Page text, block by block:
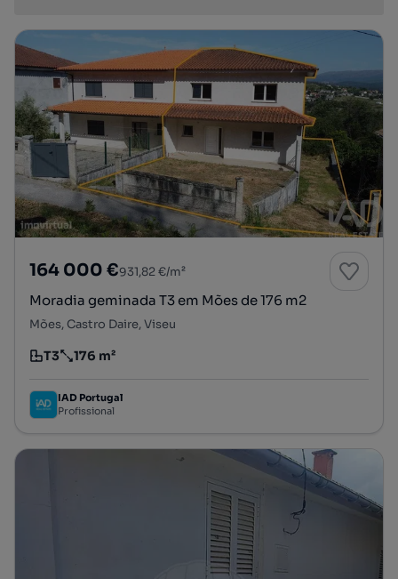
164 000 €931,82 €/m²
Moradia geminada T3 em Mões de 176 m2
Mões, Castro Daire, Viseu
Tipologia
T3
Preço por metro quadrado
176 m²
IAD Portugal
Profissional